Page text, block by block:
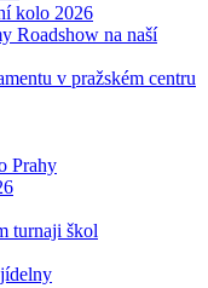
kolo 2026
Roadshow na naší
v pražském centru
Prahy
turnaji škol